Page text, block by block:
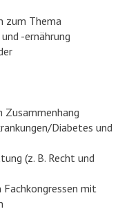
zum Thema
-ernährung
Zusammenhang
Diabetes und
(z. B. Recht und
Fachkongressen mit